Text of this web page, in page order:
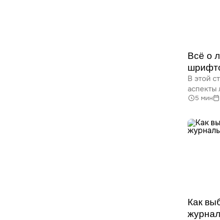
Всё о
и
В этой
аспекты
Узнайте,
с
Не
5 мин
Как